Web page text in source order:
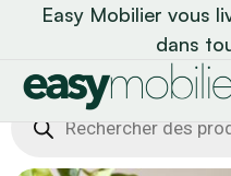
Easy Mobilier vous
dans
Recherche
de